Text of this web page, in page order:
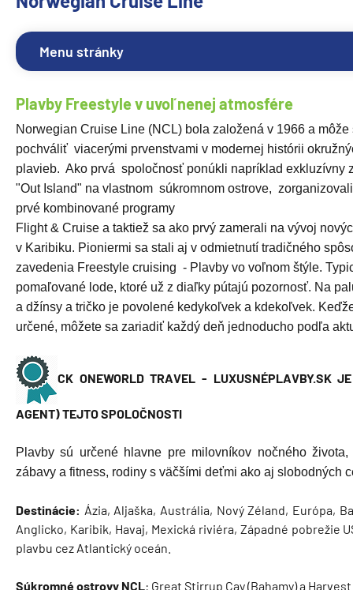
Menu stránky
Plavby Freestyle v
Norwegian Cruise Line (NCL) bola založená v 1966 a môže
pochváliť viacerými prvenstvami v modernej histórii
plavieb. Ako prvá spoločnosť ponúkli napríklad exkluzívny
"Out Island" na vlastnom súkromnom ostrove, zorganizovali
prvé kombinované programy
Flight & Cruise a taktiež sa ako prvý zamerali na vývoj
v Karibiku. Pioniermi sa stali aj v odmietnutí tradičného
zavedenia Freestyle cruising - Plavby vo voľnom štýle.
pomaľované lode, ktoré už z diaľky pútajú pozornosť. Na
a džínsy a tričko je povolené kedykoľvek a kdekoľvek.
určené, môžete sa zariadiť každý deň jednoducho podľa
CK ONEWORLD TRAVEL - LUXUSNÉPLAVBY.SK
AGENT) TEJTO SPOLOČNOSTI
Plavby sú určené hlavne pre milovníkov nočného
zábavy a fitness, rodiny s väčšími deťmi ako aj slobodných
Destinácie: Ázia, Aljaška, Austrália, Nový Zéland, Európa,
Anglicko, Karibik, Havaj, Mexická riviéra, Západné pobrežie
plavbu cez Atlantický oceán.
Súkromné ostrovy NCL: Great Stirrup Cay (Bahamy) a